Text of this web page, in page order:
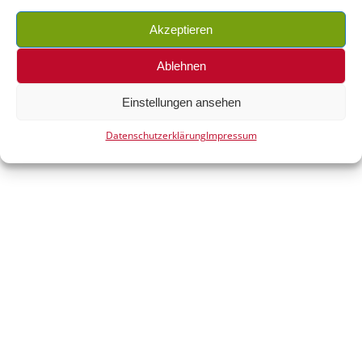
Akzeptieren
Ablehnen
Einstellungen ansehen
DatenschutzerklärungImpressum
© 2026 ALPHA GmbH |Impressum|
Datenschutzerklärung|